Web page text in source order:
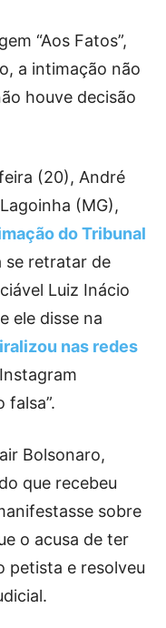
“Aos Fatos”,
a intimação não
houve decisão
(20), André
(MG),
do Tribunal
se retratar de
Luiz Inácio
ele disse na
nas redes
falsa”.
Bolsonaro,
que recebeu
sobre
o acusa de ter
petista e resolveu